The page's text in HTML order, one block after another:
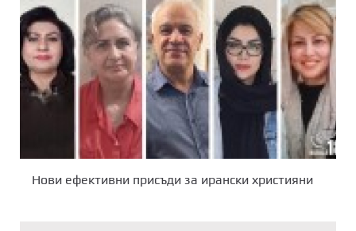
Нови ефективни присъди за ирански християни